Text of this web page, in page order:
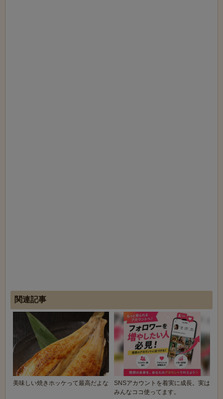
関連記事
美味しい焼きホッケって最高だよな
SNSアカウントを着実に成長。実は
みんなココ使ってます。